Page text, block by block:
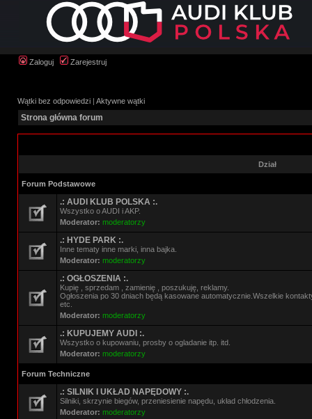
Zaloguj Zarejestruj
Wątki bez odpowiedzi | Aktywne wątki
Strona główna forum
Dział
Forum Podstawowe
.: AUDI KLUB POLSKA :.
Wszystko o AUDI i AKP.
Moderator: moderatorzy
.: HYDE PARK :.
Inne tematy inne marki, inna bajka.
Moderator: moderatorzy
.: OGŁOSZENIA :.
Kupię , sprzedam , zamienię , poszukuję, reklamy.
Ogłoszenia po 30 dniach będą kasowane automatycznie.Wszelkie
etc.
Moderator: moderatorzy
.: KUPUJEMY AUDI :.
Wszystko o kupowaniu, prosby o ogladanie itp. itd.
Moderator: moderatorzy
Forum Techniczne
.: SILNIK I UKŁAD NAPĘDOWY :.
Silniki, skrzynie biegów, przeniesienie napędu, układ chłodzenia.
Moderator: moderatorzy